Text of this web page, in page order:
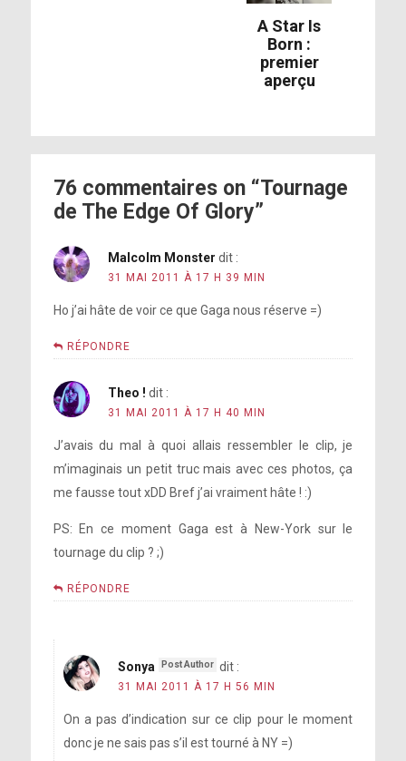
A Star Is
Born :
premier
aperçu
76 commentaires on “Tournage
de The Edge Of Glory”
Malcolm Monster dit :
31 MAI 2011 À 17 H 39 MIN
Ho j’ai hâte de voir ce que Gaga nous réserve =)
RÉPONDRE
Theo ! dit :
31 MAI 2011 À 17 H 40 MIN
J’avais du mal à quoi allais ressembler le clip, je
m’imaginais un petit truc mais avec ces photos, ça
me fausse tout xDD Bref j’ai vraiment hâte ! :)
PS: En ce moment Gaga est à New-York sur le
tournage du clip ? ;)
RÉPONDRE
Sonya dit :
31 MAI 2011 À 17 H 56 MIN
On a pas d’indication sur ce clip pour le moment
donc je ne sais pas s’il est tourné à NY =)